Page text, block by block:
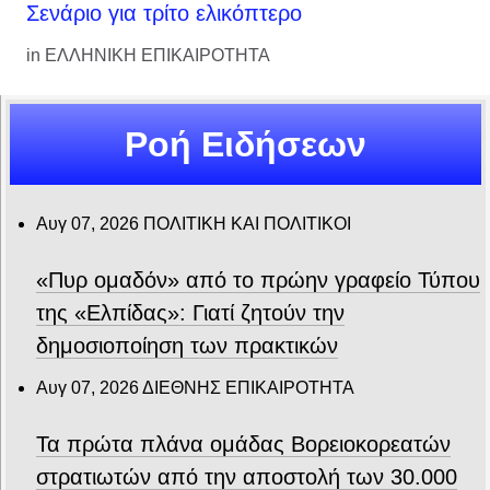
Σενάριο για τρίτο ελικόπτερο
in ΕΛΛΗΝΙΚΗ ΕΠΙΚΑΙΡΟΤΗΤΑ
Ροή Ειδήσεων
Αυγ 07, 2026 ΠΟΛΙΤΙΚΗ ΚΑΙ ΠΟΛΙΤΙΚΟΙ
«Πυρ ομαδόν» από το πρώην γραφείο Τύπου
της «Ελπίδας»: Γιατί ζητούν την
δημοσιοποίηση των πρακτικών
Αυγ 07, 2026ΔΙΕΘΝΗΣ ΕΠΙΚΑΙΡΟΤΗΤΑ
Τα πρώτα πλάνα ομάδας Βορειοκορεατών
στρατιωτών από την αποστολή των 30.000